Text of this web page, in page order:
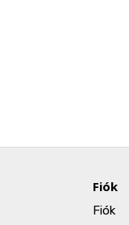
Fiók
Fiók